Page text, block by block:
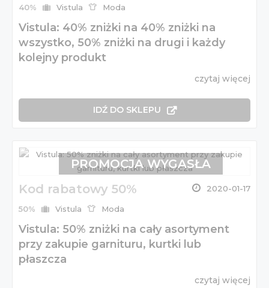
40% Vistula Moda
Vistula: 40% zniżki na 40% zniżki na
wszystko, 50% zniżki na drugi i każdy
kolejny produkt
czytaj więcej
IDŹ DO SKLEPU
Kod rabatowy 50% 2020-01-17
50% Vistula Moda
Vistula: 50% zniżki na cały asortyment
przy zakupie garnituru, kurtki lub
płaszcza
czytaj więcej
PROMOCJA WYGASŁA